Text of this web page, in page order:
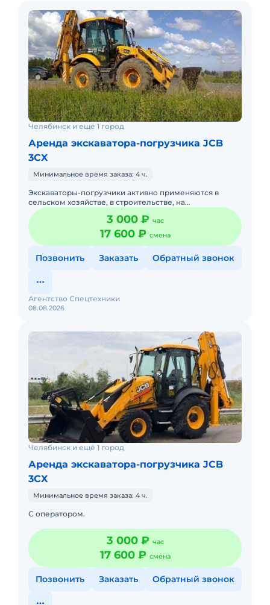
Челябинск и ещё 1 город
Аренда экскаватора-погрузчика JCB
3CX
Минимальное время заказа: 4 ч.
Экскаваторы-погрузчики активно применяются в
сельском хозяйстве, в строительстве, на
коммунальных предприятиях. Незаменимы они и в
горнодобывающей отрасли. Техн
3 000 ₽ час
17 600 ₽ смена
Позвонить Заказать Обратный звонок
08.08.2026
Агентство Спецтехники
Челябинск и ещё 1 город
Аренда экскаватора-погрузчика JCB
3CX
Минимальное время заказа: 4 ч.
С оператором.
3 000 ₽ час
17 600 ₽ смена
Позвонить Заказать Обратный звонок